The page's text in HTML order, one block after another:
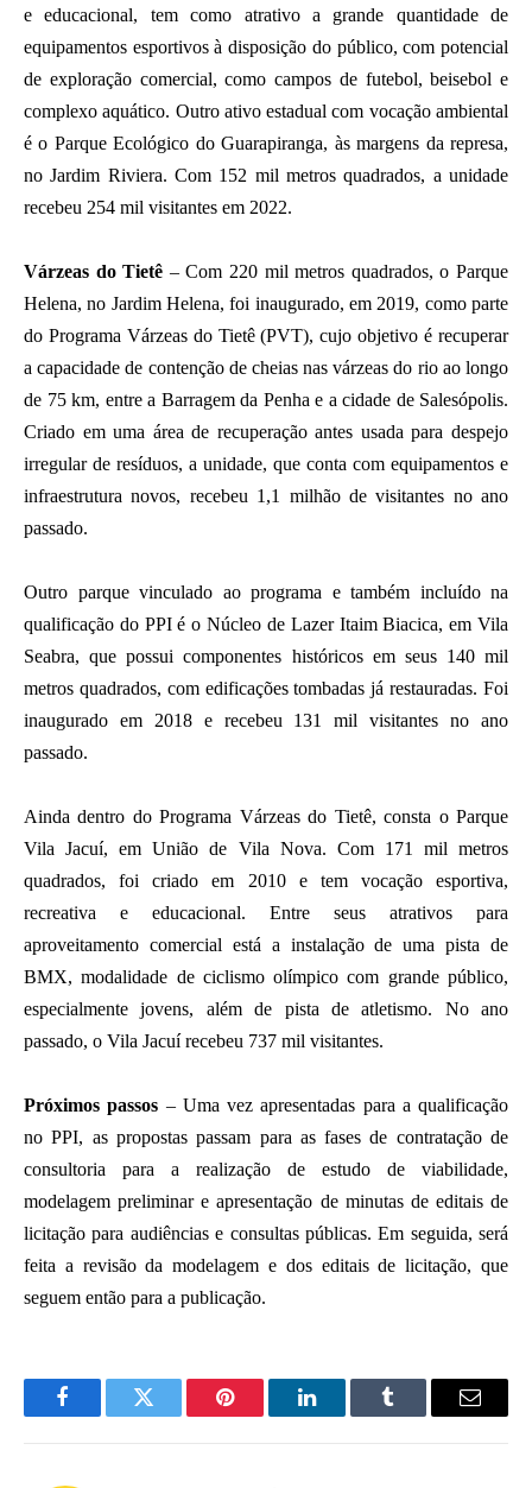
e educacional, tem como atrativo a grande quantidade de
equipamentos esportivos à disposição do público, com potencial
de exploração comercial, como campos de futebol, beisebol e
complexo aquático. Outro ativo estadual com vocação ambiental
é o Parque Ecológico do Guarapiranga, às margens da represa,
no Jardim Riviera. Com 152 mil metros quadrados, a unidade
recebeu 254 mil visitantes em 2022.
Várzeas do Tietê – Com 220 mil metros quadrados, o Parque
Helena, no Jardim Helena, foi inaugurado, em 2019, como parte
do Programa Várzeas do Tietê (PVT), cujo objetivo é recuperar
a capacidade de contenção de cheias nas várzeas do rio ao longo
de 75 km, entre a Barragem da Penha e a cidade de Salesópolis.
Criado em uma área de recuperação antes usada para despejo
irregular de resíduos, a unidade, que conta com equipamentos e
infraestrutura novos, recebeu 1,1 milhão de visitantes no ano
passado.
Outro parque vinculado ao programa e também incluído na
qualificação do PPI é o Núcleo de Lazer Itaim Biacica, em Vila
Seabra, que possui componentes históricos em seus 140 mil
metros quadrados, com edificações tombadas já restauradas. Foi
inaugurado em 2018 e recebeu 131 mil visitantes no ano
passado.
Ainda dentro do Programa Várzeas do Tietê, consta o Parque
Vila Jacuí, em União de Vila Nova. Com 171 mil metros
quadrados, foi criado em 2010 e tem vocação esportiva,
recreativa e educacional. Entre seus atrativos para
aproveitamento comercial está a instalação de uma pista de
BMX, modalidade de ciclismo olímpico com grande público,
especialmente jovens, além de pista de atletismo. No ano
passado, o Vila Jacuí recebeu 737 mil visitantes.
Próximos passos – Uma vez apresentadas para a qualificação
no PPI, as propostas passam para as fases de contratação de
consultoria para a realização de estudo de viabilidade,
modelagem preliminar e apresentação de minutas de editais de
licitação para audiências e consultas públicas. Em seguida, será
feita a revisão da modelagem e dos editais de licitação, que
seguem então para a publicação.
FacebookTwitter Pinterest LinkedInTumblr Email